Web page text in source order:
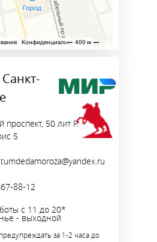
проспект, 50 лит Р.
5
с 11 до 20*
- выходной
88-12
за 1-2 часа до